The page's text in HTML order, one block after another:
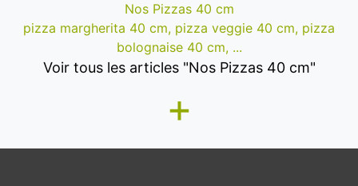
Nos Pizzas 40 cm
pizza margherita 40 cm, pizza veggie 40 cm, pizza
bolognaise 40 cm, ...
Voir tous les articles "Nos Pizzas 40 cm"
+